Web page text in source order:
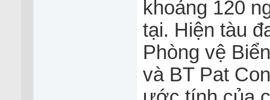
khoảng 120
tại. Hiện tàu
Phòng vệ
và BT Pat